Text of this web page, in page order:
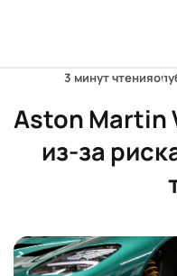
3 минут чтения
Aston Martin
из-за